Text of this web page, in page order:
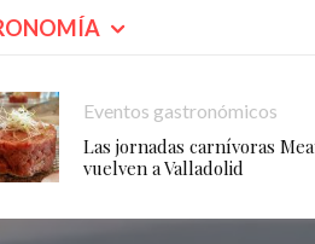
Eventos gastronómicos
Las jornadas carnívoras
vuelven a Valladolid